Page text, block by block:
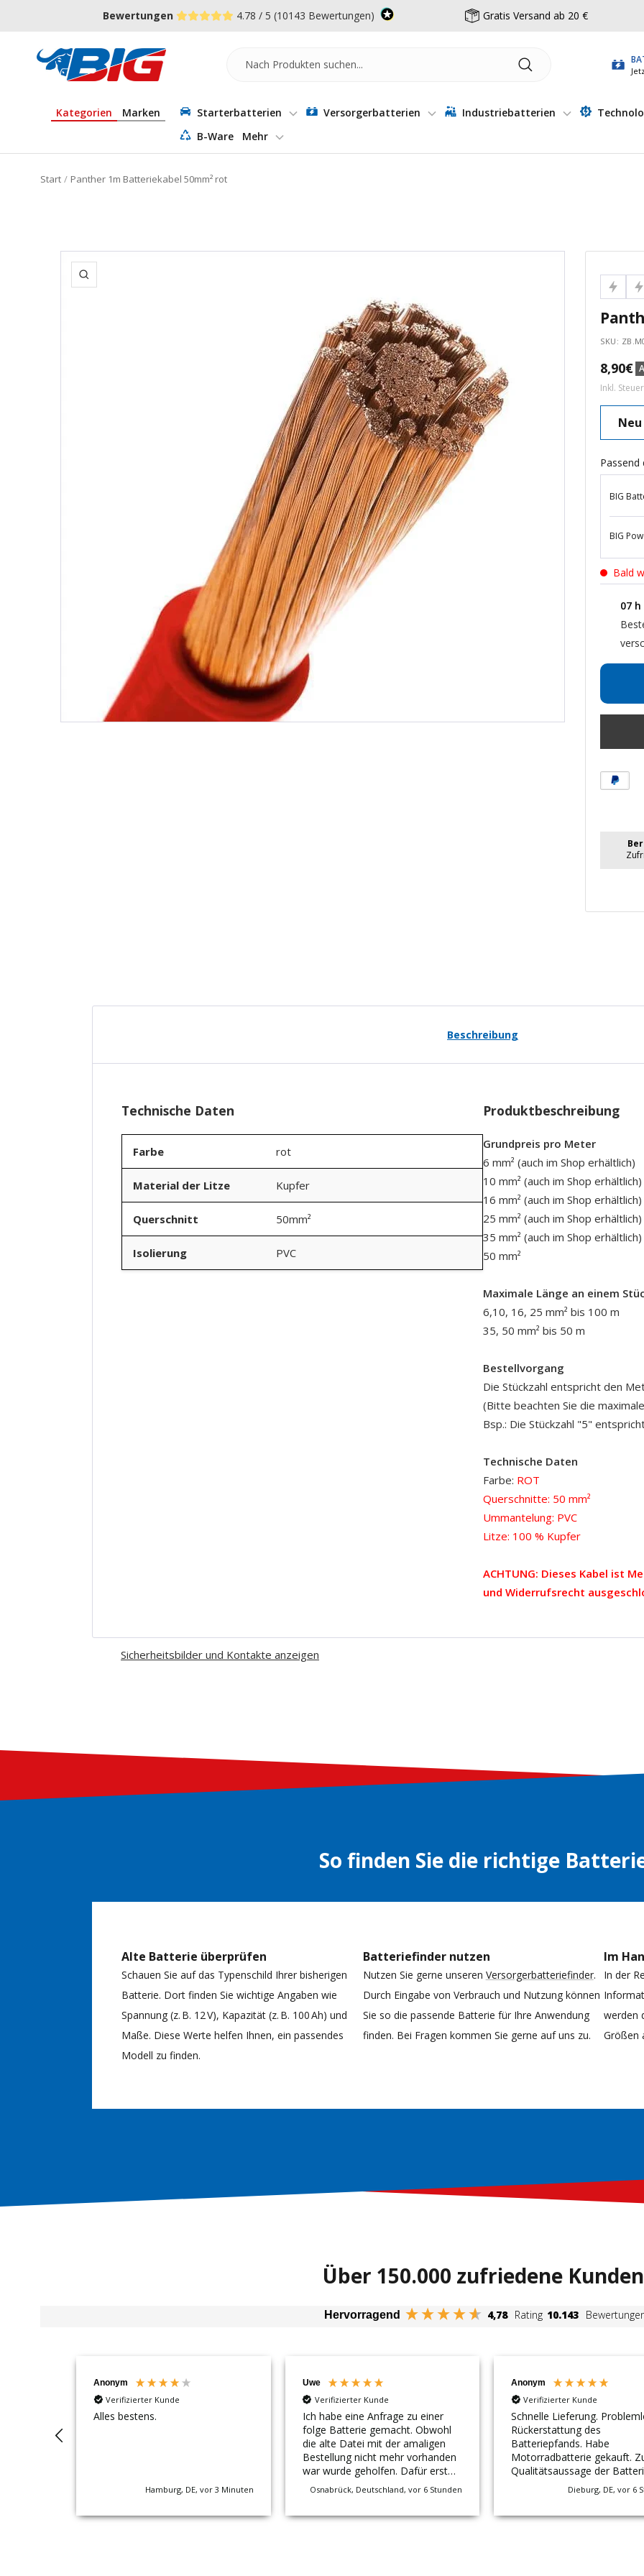
Zum Menü springen
Fußzeile springen
Barrierefreiheits-Widget öffnen
Bewertungen 4.78 / 5 (10143 Bewertungen) Gratis Versand ab 20 €
Batterie-
Industrie-
Kategorien Marken Starterbatterien Versorgerbatterien Industriebatterien
B-Ware
Mehr
Start Panther 1m Batteriekabel 50mm² rot
Zoom
SKU:
8,90€
Inkl.
Neu
Passend
BIG
BIG
Bald
07 h
Beschreibung
Technische Daten
Farbe rot
Material der Litze Kupfer
Querschnitt 50mm²
Isolierung PVC
Produktbeschreibung
Grundpreis pro Meter
6 mm² (auch im Shop erhältlich)
10 mm² (auch im Shop erhältlich)
16 mm² (auch im Shop erhältlich)
25 mm² (auch im Shop erhältlich)
35 mm² (auch im Shop erhältlich)
50 mm²
Maximale Länge an einem
6,10, 16, 25 mm² bis 100 m
35, 50 mm² bis 50 m
Bestellvorgang
Die Stückzahl entspricht den
(Bitte beachten Sie die
Bsp.: Die Stückzahl "5"
Technische Daten
Farbe: ROT
Querschnitte: 50 mm²
Ummantelung: PVC
Litze: 100 % Kupfer
ACHTUNG: Dieses Kabel ist
und Widerrufsrecht
Sicherheitsbilder und Kontakte anzeigen
So finden Sie die richtige
Alte Batterie überprüfen
Schauen Sie auf das Typenschild Ihrer bisherigen
Batterie. Dort finden Sie wichtige Angaben wie
Spannung (z. B. 12 V), Kapazität (z. B. 100 Ah) und
Maße. Diese Werte helfen Ihnen, ein passendes
Modell zu finden.
Batteriefinder nutzen
Nutzen Sie gerne unseren Versorgerbatteriefinder.
Durch Eingabe von Verbrauch und Nutzung können
Sie so die passende Batterie für Ihre Anwendung
finden. Bei Fragen kommen Sie gerne auf uns zu.
Im
In der
werden
Größen
Über 150.000 zufriedene Kunden
Hervorragend 4,78 Rating 10.143
Anonym
Verifizierter Kunde
Alles bestens.
Hamburg, DE, vor 3 Minuten
Uwe
Verifizierter Kunde
Ich habe eine Anfrage zu einer
folge Batterie gemacht. Obwohl
die alte Datei mit der amaligen
Bestellung nicht mehr vorhanden
war wurde geholfen. Dafür erst
einmal Danke. Die Lieferung der
Osnabrück, Deutschland, vor 6 Stunden
Anonym
Verifizierter Kunde
Schnelle Lieferung.
Rückerstattung des
Batteriepfands. Habe
Motorradbatterie gekauft.
Qualitätsaussage der
es noch zu früh.Dieburg, DE, vor 6